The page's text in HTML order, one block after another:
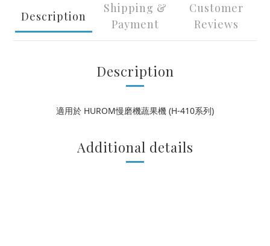
Description
Shipping &
Payment
Customer
Reviews
Description
適用於 HUROM慢磨機蔬果機 (H-410系列)
Additional details